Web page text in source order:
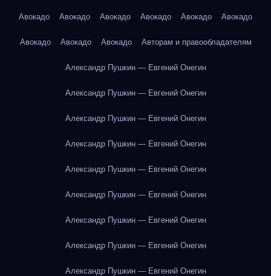
Авокадо Авокадо Авокадо Авокадо Авокадо Авокадо
Авокадо Авокадо Авокадо Авторам и правообладателям
Александр Пушкин — Евгений Онегин
Александр Пушкин — Евгений Онегин
Александр Пушкин — Евгений Онегин
Александр Пушкин — Евгений Онегин
Александр Пушкин — Евгений Онегин
Александр Пушкин — Евгений Онегин
Александр Пушкин — Евгений Онегин
Александр Пушкин — Евгений Онегин
Александр Пушкин — Евгений Онегин